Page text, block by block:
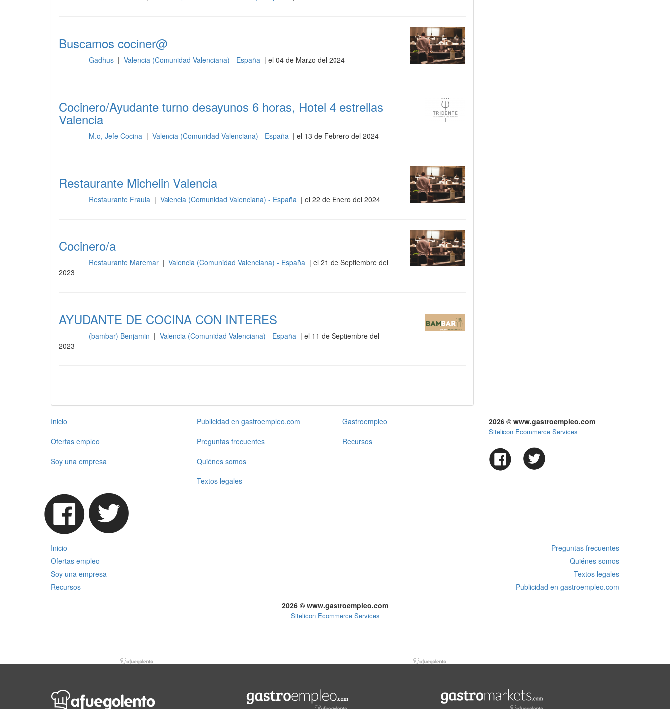
Buscamos cociner@
Gadhus | Valencia (Comunidad Valenciana) - España | el 04 de Marzo del 2024
Cocinero/Ayudante turno desayunos 6 horas, Hotel 4 estrellas
Valencia
M.o, Jefe Cocina | Valencia (Comunidad Valenciana) - España | el 13 de Febrero del 2024
Restaurante Michelin Valencia
Restaurante Fraula | Valencia (Comunidad Valenciana) - España | el 22 de Enero del 2024
Cocinero/a
Restaurante Maremar | Valencia (Comunidad Valenciana) - España | el 21 de Septiembre del
2023
AYUDANTE DE COCINA CON INTERES
(bambar) Benjamin | Valencia (Comunidad Valenciana) - España | el 11 de Septiembre del
2023
Inicio
Ofertas empleo
Soy una empresa
Publicidad en gastroempleo.com
Preguntas frecuentes
Quiénes somos
Textos legales
Gastroempleo
Recursos
2026 © www.gastroempleo.com
Sitelicon Ecommerce Services
Inicio
Preguntas frecuentes
Ofertas empleo
Quiénes somos
Soy una empresa
Textos legales
Recursos
Publicidad en gastroempleo.com
2026 © www.gastroempleo.com
Sitelicon Ecommerce Services